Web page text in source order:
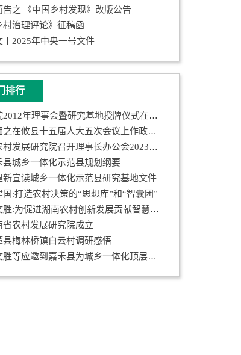
告之|《中国乡村发现》改版公告
村治理评论》征稿函
丨2025年中央一号文件
排行
我院2012年理事会暨研究基地授牌仪式在长沙举行
胡湘之在攸县十五届人大五次会议上作政府工作报告
省农村发展研究院召开理事长办公会2023年第一次会议
县城乡一体化示范县规划纲要
新宣读城乡一体化示范县研究基地文件
国:打造农村决策的“思想库”和“智囊团”
陈文胜:为促进湖南农村创新发展贡献智慧和力量
省农村发展研究院成立
县梅林桥镇白云村调研感悟
陈文胜等应邀到嘉禾县为城乡一体化顶层设计支招